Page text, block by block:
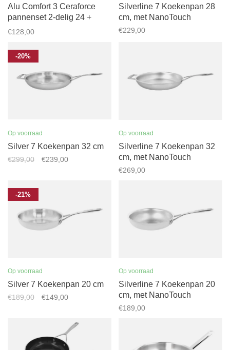
Alu Comfort 3 Ceraforce
pannenset 2-delig 24 +
28cm
€128,00
Silverline 7 Koekenpan 28
cm, met NanoTouch
€229,00
-20%
Op voorraad
Silver 7 Koekenpan 32 cm
€299,00 €239,00
Op voorraad
Silverline 7 Koekenpan 32
cm, met NanoTouch
€269,00
-21%
Op voorraad
Silver 7 Koekenpan 20 cm
€189,00 €149,00
Op voorraad
Silverline 7 Koekenpan 20
cm, met NanoTouch
€189,00